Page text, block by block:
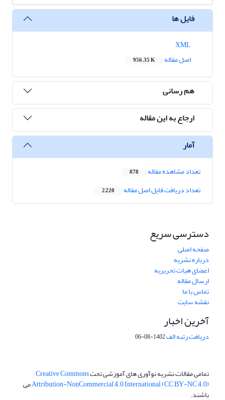
فایل ها
اصل مقاله
956.35 K
هم رسانی
ارجاع به این مقاله
آمار
تعداد مشاهده مقاله 878
تعداد دریافت فایل اصل مقاله 2,220
دسترسی سریع
صفحه اصلی
درباره نشریه
اعضای هیات تحریریه
ارسال مقاله
تماس با ما
نقشه سایت
آخرین اخبار
دریافت رتبه الف1402-08-06
تمامی مقالات نشریه نوآوری های آموزشی تحتCreative Commons
Attribution-NonCommercial 4.0 International (CC BY-NC 4.0)می
باشند.